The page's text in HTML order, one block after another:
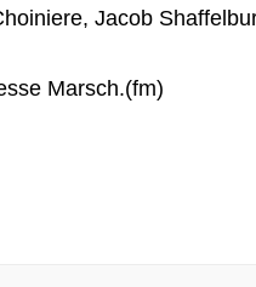
Jacob
Marsch.(fm)